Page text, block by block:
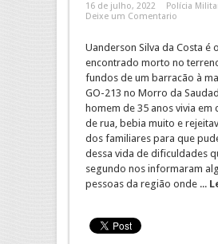
16 de julho, 2022
Polícia
Deixe um Comentario
Uanderson Silva da Costa é
encontrado morto no
fundos de um barracão à
GO-213 no Morro da
homem de 35 anos vivia em
de rua, bebia muito e
dos familiares para que
dessa vida de dificuldades
segundo nos informaram
pessoas da região onde ...